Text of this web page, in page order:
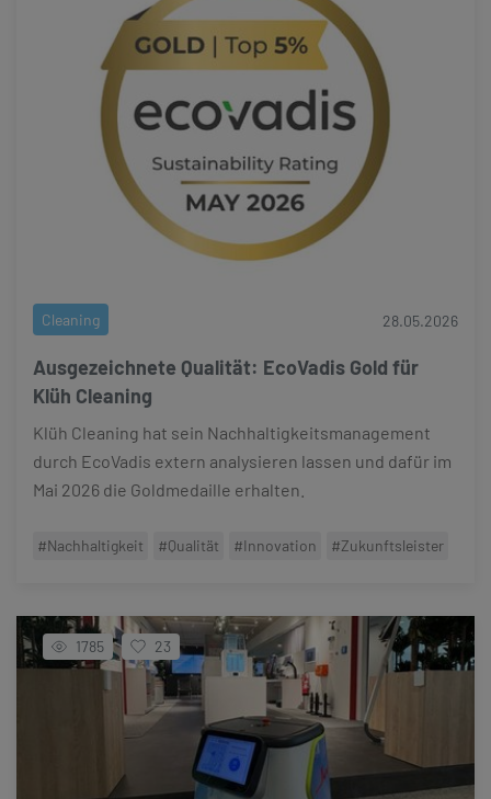
28.05.2026
Cleaning
Ausgezeichnete Qualität: EcoVadis Gold für
Klüh Cleaning
Klüh Cleaning hat sein Nachhaltigkeitsmanagement
durch EcoVadis extern analysieren lassen und dafür im
Mai 2026 die Goldmedaille erhalten.
#Nachhaltigkeit #Qualität #Innovation #Zukunftsleister
1785 23